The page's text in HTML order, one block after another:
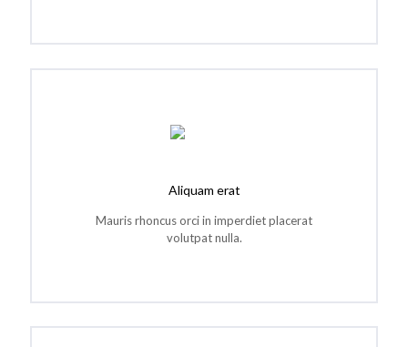
Aliquam erat
Mauris rhoncus orci in imperdiet placerat
volutpat nulla.